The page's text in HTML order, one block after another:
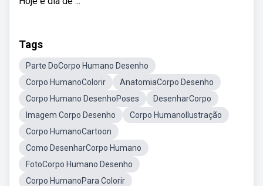
Tags
Parte DoCorpo Humano Desenho
Corpo HumanoColorir
AnatomiaCorpo Desenho
Corpo Humano DesenhoPoses
DesenharCorpo
Imagem Corpo Desenho
Corpo HumanoIlustração
Corpo HumanoCartoon
Como DesenharCorpo Humano
FotoCorpo Humano Desenho
Corpo HumanoPara Colorir